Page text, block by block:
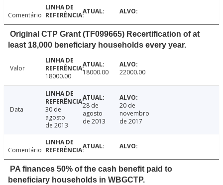
Comentário
Original CTP Grant (TF099665) Recertification of at
least 18,000 beneficiary households every year.
Valor
18000.00
18000.00 22000.00
Data
30 de
agosto
de 2013
28 de
agosto
de 2013
20 de
novembro
de 2017
Comentário
PA finances 50% of the cash benefit paid to
beneficiary households in WBGCTP.